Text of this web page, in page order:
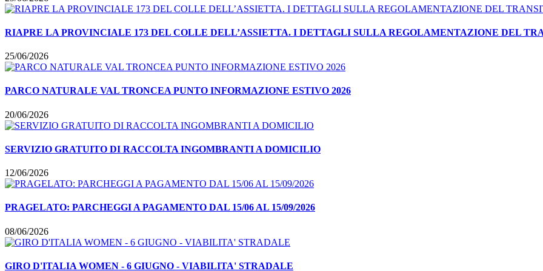
RIAPRE LA PROVINCIALE 173 DEL COLLE DELL’ASSIETTA. I DETTAGLI SULLA REGOLAMENTAZIONE DEL
25/06/2026
PARCO NATURALE VAL TRONCEA PUNTO INFORMAZIONE ESTIVO 2026
20/06/2026
SERVIZIO GRATUITO DI RACCOLTA INGOMBRANTI A DOMICILIO
12/06/2026
PRAGELATO: PARCHEGGI A PAGAMENTO DAL 15/06 AL 15/09/2026
08/06/2026
GIRO D'ITALIA WOMEN - 6 GIUGNO - VIABILITA' STRADALE